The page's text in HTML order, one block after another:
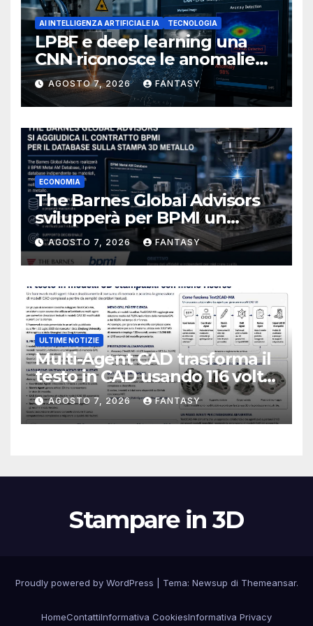
AI INTELLIGENZA ARTIFICIALE IA TECNOLOGIA
LPBF e deep learning una
CNN riconosce le anomalie
del bagno di fusione
AGOSTO 7, 2026 FANTASY
ECONOMIA
The Barnes Global Advisors
svilupperà per BPMI un
database per la stampa 3D
metallica destinata alla filiera
navale statunitense
AGOSTO 7, 2026 FANTASY
ULTIME NOTIZIE
Multi-Agent CAD trasforma il
testo in CAD usando 116 volte
meno token
AGOSTO 7, 2026 FANTASY
Stampare in 3D
Proudly powered by WordPress Tema: Newsup di Themeansar.
HomeContattiInformativa CookiesInformativa Privacy